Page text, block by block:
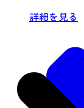
詳細を見る